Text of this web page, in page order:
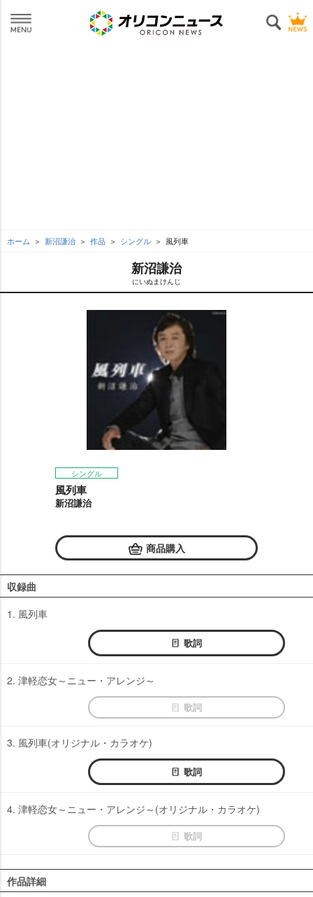
ホーム 新沼謙治 作品 シングル 風列車
新沼謙治
にいぬまけんじ
シングル
風列車
新沼謙治
商品購入
収録曲
1. 風列車
歌詞
2. 津軽恋女～ニュー・アレンジ～
歌詞
3. 風列車(オリジナル・カラオケ)
歌詞
4. 津軽恋女～ニュー・アレンジ～(オリジナル・カラオケ)
歌詞
作品詳細